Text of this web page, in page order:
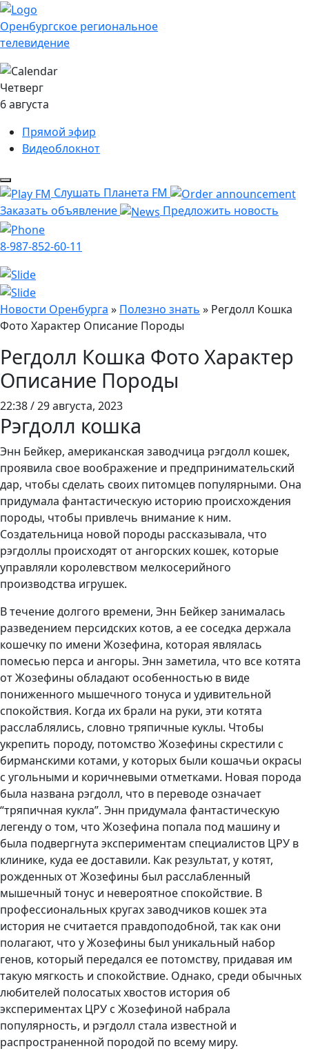
Оренбургское региональное
телевидение
Четверг
6 августа
Прямой эфир
Видеоблокнот
Слушать Планета FM
Заказать объявление
Предложить новость
8-987-852-60-11
Новости Оренбурга » Полезно знать » Регдолл Кошка
Фото Характер Описание Породы
Регдолл Кошка Фото Характер
Описание Породы
22:38 / 29 августа, 2023
Рэгдолл кошка
Энн Бейкер, американская заводчица рэгдолл кошек,
проявила свое воображение и предпринимательский
дар, чтобы сделать своих питомцев популярными. Она
придумала фантастическую историю происхождения
породы, чтобы привлечь внимание к ним.
Создательница новой породы рассказывала, что
рэгдоллы происходят от ангорских кошек, которые
управляли королевством мелкосерийного
производства игрушек.
В течение долгого времени, Энн Бейкер занималась
разведением персидских котов, а ее соседка держала
кошечку по имени Жозефина, которая являлась
помесью перса и ангоры. Энн заметила, что все котята
от Жозефины обладают особенностью в виде
пониженного мышечного тонуса и удивительной
спокойствия. Когда их брали на руки, эти котята
расслаблялись, словно тряпичные куклы. Чтобы
укрепить породу, потомство Жозефины скрестили с
бирманскими котами, у которых были кошачьи окрасы
с угольными и коричневыми отметками. Новая порода
была названа рэгдолл, что в переводе означает
“тряпичная кукла”. Энн придумала фантастическую
легенду о том, что Жозефина попала под машину и
была подвергнута экспериментам специалистов ЦРУ в
клинике, куда ее доставили. Как результат, у котят,
рожденных от Жозефины был расслабленный
мышечный тонус и невероятное спокойствие. В
профессиональных кругах заводчиков кошек эта
история не считается правдоподобной, так как они
полагают, что у Жозефины был уникальный набор
генов, который передался ее потомству, придавая им
такую мягкость и спокойствие. Однако, среди обычных
любителей полосатых хвостов история об
экспериментах ЦРУ с Жозефиной набрала
популярность, и рэгдолл стала известной и
распространенной породой по всему миру.